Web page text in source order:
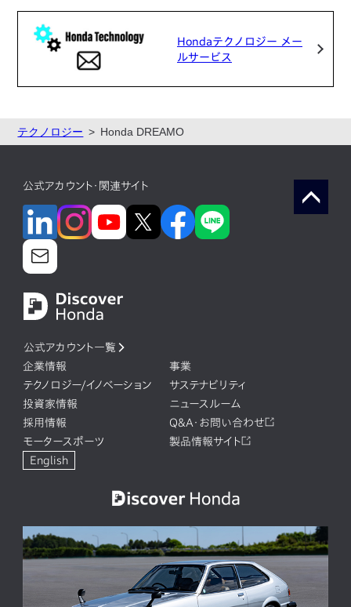
Hondaテクノロジー メー
ルサービス
テクノロジー Honda DREAMO
公式アカウント・関連サイト
公式アカウント一覧
企業情報
事業
テクノロジー/イノベーション
サステナビリティ
投資家情報
ニュースルーム
採用情報
Q&A・お問い合わせ
モータースポーツ
製品情報サイト
English